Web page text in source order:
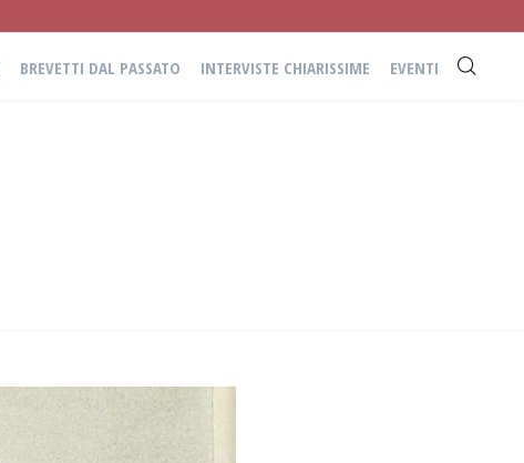
BREVETTI DAL PASSATO INTERVISTE CHIARISSIME EVENTI